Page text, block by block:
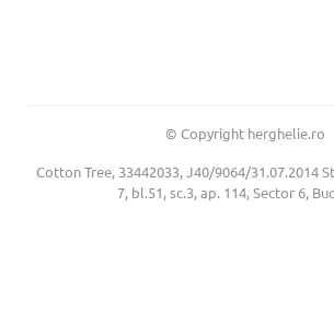
© Copyright herghelie.ro
Cotton Tree, 33442033, J40/9064/31.07.2014
7, bl.51, sc.3, ap. 114, Sector 6,